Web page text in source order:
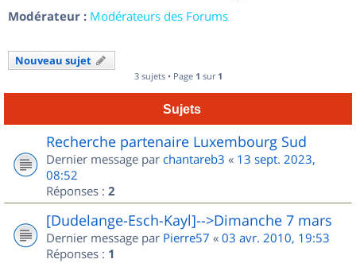
Modérateur : Modérateurs des Forums
Nouveau sujet
3 sujets • Page 1 sur 1
Sujets
Recherche partenaire Luxembourg Sud
Dernier message par chantareb3 « 13 sept. 2023,
08:52
Réponses : 2
[Dudelange-Esch-Kayl]-->Dimanche 7 mars
Dernier message par Pierre57 « 03 avr. 2010, 19:53
Réponses : 1